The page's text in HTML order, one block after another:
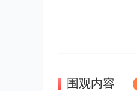
围观内容